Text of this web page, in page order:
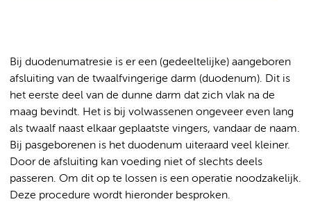
Bij duodenumatresie is er een (gedeeltelijke) aangeboren
afsluiting van de twaalfvingerige darm (duodenum). Dit is
het eerste deel van de dunne darm dat zich vlak na de
maag bevindt. Het is bij volwassenen ongeveer even lang
als twaalf naast elkaar geplaatste vingers, vandaar de naam.
Bij pasgeborenen is het duodenum uiteraard veel kleiner.
Door de afsluiting kan voeding niet of slechts deels
passeren. Om dit op te lossen is een operatie noodzakelijk.
Deze procedure wordt hieronder besproken.